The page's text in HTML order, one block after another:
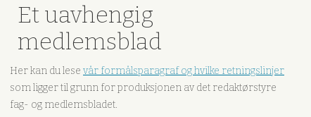
Et uavhengig
medlemsblad
Her kan du lese vår formålsparagraf og hvilke retningslinjer
som ligger til grunn for produksjonen av det redaktørstyre
fag- og medlemsbladet.